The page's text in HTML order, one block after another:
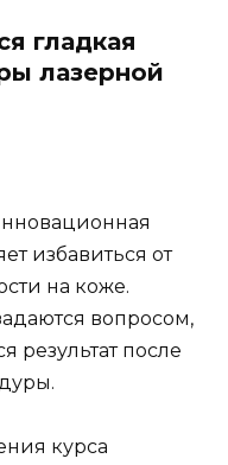
гладкая
лазерной
избавиться от
на коже.
вопросом,
результат после
курса